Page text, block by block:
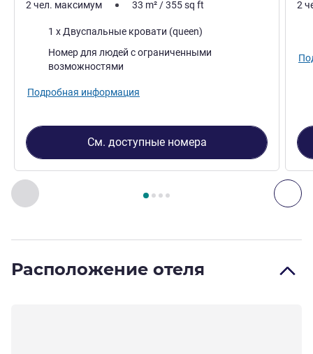
Назад - Номер
Страница , Номер 1 : Superior Room with 1 queen-
2 чел. максимум 33 m²/355sq ft
Постель1 x Двуспальные кровати (queen)
Номер для людей с ограниченными
возможностями
Подробная информация
См. доступные номера
2
Расположение отеля